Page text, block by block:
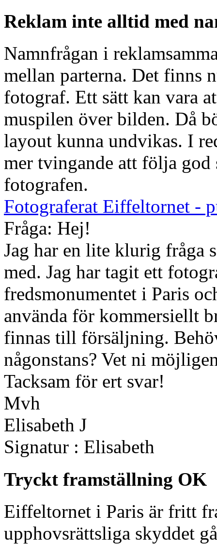
Reklam inte alltid med
Namnfrågan i
mellan parterna. Det finns
fotograf. Ett sätt kan vara
muspilen över bilden. Då
layout kunna undvikas. I
mer tvingande att följa god
fotografen.
Fotograferat Eiffeltornet -
Fråga: Hej!
Jag har en lite klurig fråga
med. Jag har tagit ett
fredsmonumentet i Paris
använda för kommersiellt
finnas till försäljning.
någonstans? Vet ni
Tacksam för ert svar!
Mvh
Elisabeth J
Signatur : Elisabeth
Tryckt framställning OK
Eiffeltornet i Paris är fritt
upphovsrättsliga skyddet